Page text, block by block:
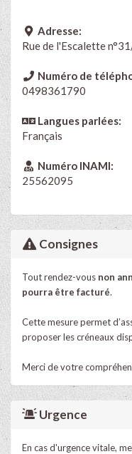
Adresse:
Rue de l'Escalette
Numéro de
0498361790
Langues parlées:
Français
Numéro INAMI:
25562095
Consignes
Tout rendez-vous non
pourra être facturé.
Cette mesure permet
proposer les créneaux
Merci de votre
Urgence
En cas d'urgence vitale,